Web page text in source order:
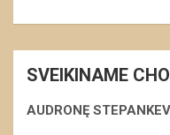
SVEIKINAME
AUDRONĘ